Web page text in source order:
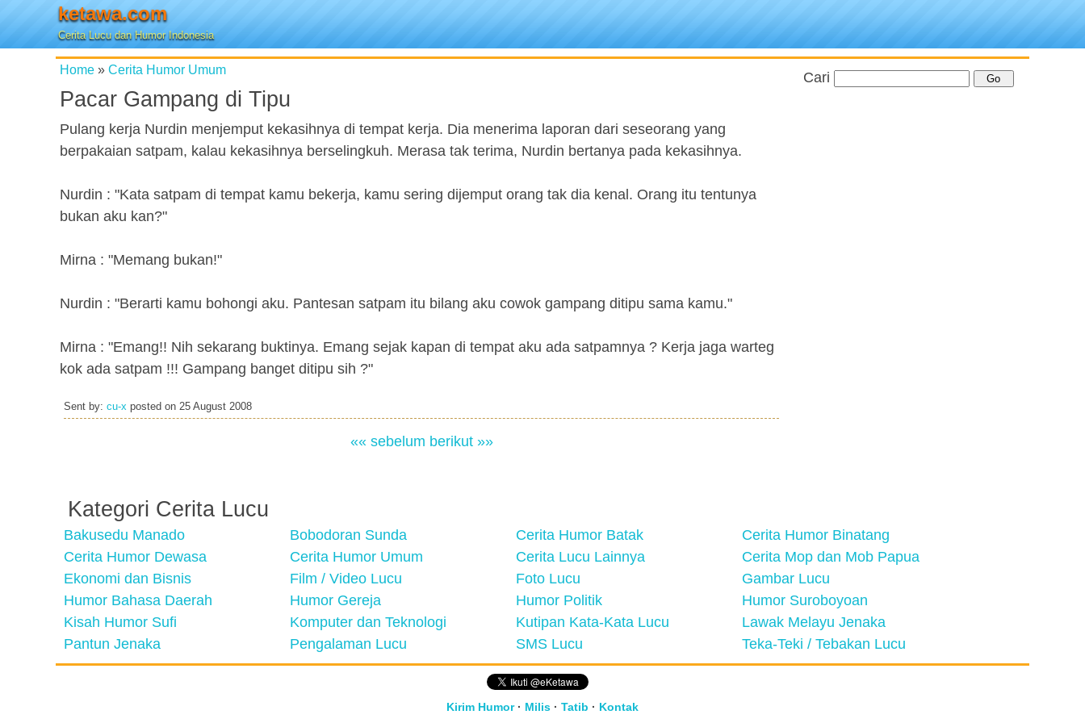
ketawa.com
Cerita Lucu dan Humor Indonesia
Home » Cerita Humor Umum
Pacar Gampang di Tipu
Pulang kerja Nurdin menjemput kekasihnya di tempat kerja. Dia menerima laporan dari seseorang yang
berpakaian satpam, kalau kekasihnya berselingkuh. Merasa tak terima, Nurdin bertanya pada kekasihnya.
Nurdin : "Kata satpam di tempat kamu bekerja, kamu sering dijemput orang tak dia kenal. Orang itu tentunya
bukan aku kan?"
Mirna : "Memang bukan!"
Nurdin : "Berarti kamu bohongi aku. Pantesan satpam itu bilang aku cowok gampang ditipu sama kamu."
Mirna : "Emang!! Nih sekarang buktinya. Emang sejak kapan di tempat aku ada satpamnya ? Kerja jaga warteg
kok ada satpam !!! Gampang banget ditipu sih ?"
Sent by: cu-x posted on 25 August 2008
«« sebelum berikut »»
Cari
Kategori Cerita Lucu
Bakusedu Manado Bobodoran Sunda Cerita Humor Batak
Cerita Humor Binatang
Cerita Humor Dewasa
Cerita Humor Umum Cerita Lucu Lainnya
Cerita Mop dan Mob Papua
Ekonomi dan Bisnis
Film / Video Lucu Foto Lucu
Gambar Lucu
Humor Bahasa Daerah
Humor Gereja Humor Politik
Humor Suroboyoan
Kisah Humor Sufi
Komputer dan Teknologi Kutipan Kata-Kata Lucu
Lawak Melayu Jenaka
Pantun Jenaka
Pengalaman Lucu SMS Lucu Teka-Teki / Tebakan Lucu
Kirim Humor· Milis · Tatib · Kontak